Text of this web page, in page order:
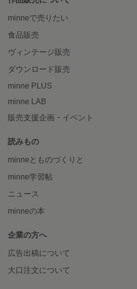
minneで売りたい
食品販売
ヴィンテージ販売
ダウンロード販売
minne PLUS
minne LAB
販売支援企画・イベント
読みもの
minneとものづくりと
minne学習帖
ニュース
minneの本
企業の方へ
広告出稿について
大口注文について